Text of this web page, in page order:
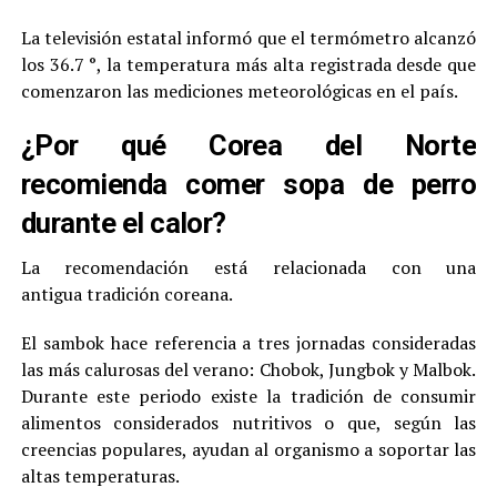
La televisión estatal informó que el termómetro alcanzó
los 36.7 °, la temperatura más alta registrada desde que
comenzaron las mediciones meteorológicas en el país.
¿Por qué Corea del Norte
recomienda comer sopa de perro
durante el calor?
La recomendación está relacionada con una
antigua tradición coreana.
El sambok hace referencia a tres jornadas consideradas
las más calurosas del verano: Chobok, Jungbok y Malbok.
Durante este periodo existe la tradición de consumir
alimentos considerados nutritivos o que, según las
creencias populares, ayudan al organismo a soportar las
altas temperaturas.